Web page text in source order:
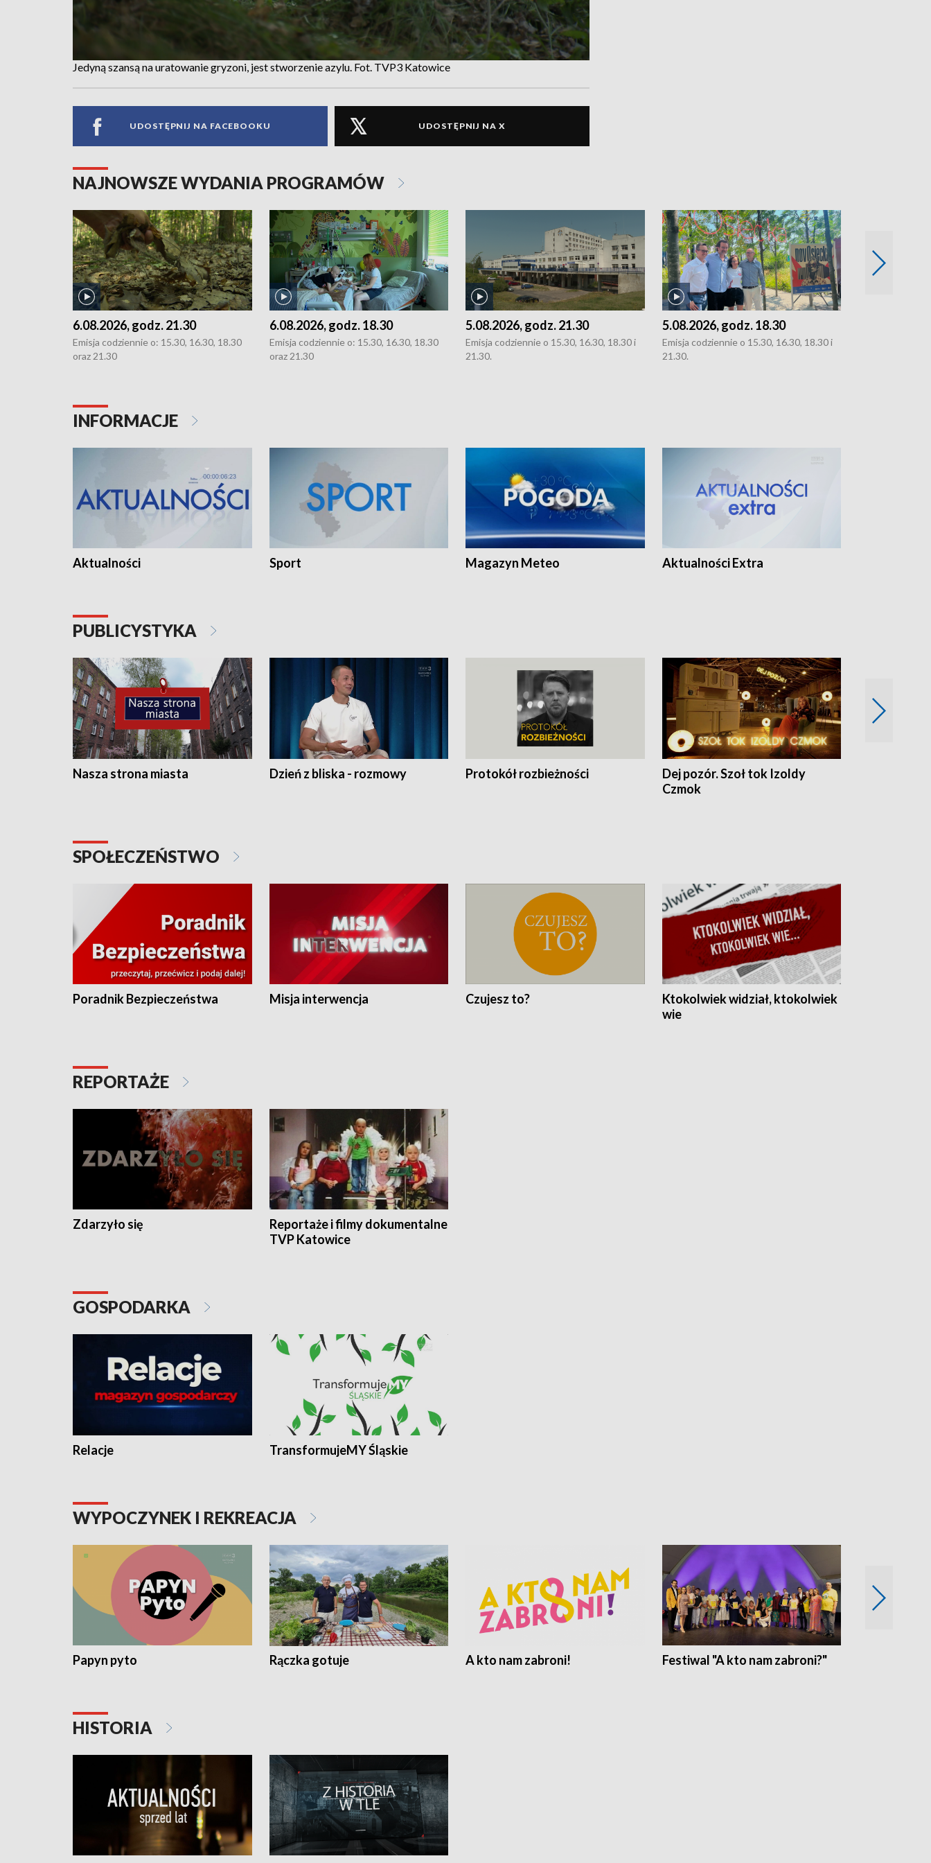
Jedyną szansą na uratowanie gryzoni, jest stworzenie azylu. Fot. TVP3 Katowice
UDOSTĘPNIJ NA FACEBOOKU UDOSTĘPNIJ NA X
NAJNOWSZE WYDANIA PROGRAMÓW
6.08.2026, godz. 21.30
Emisja codziennie o: 15.30, 16.30, 18.30
oraz 21.30
6.08.2026, godz. 18.30
Emisja codziennie o: 15.30, 16.30, 18.30
oraz 21.30
5.08.2026, godz. 21.30
Emisja codziennie o 15.30, 16.30, 18.30 i
21.30.
5.08.2026, godz. 18.30
Emisja codziennie o 15.30, 16.30, 18.30 i
21.30.
INFORMACJE
Aktualności Sport Magazyn Meteo Aktualności Extra
PUBLICYSTYKA
Nasza strona miasta Dzień z bliska - rozmowy Protokół rozbieżności
Dej pozór. Szoł tok Izoldy
Czmok
SPOŁECZEŃSTWO
Poradnik Bezpieczeństwa Misja interwencja Czujesz to?
Ktokolwiek widział, ktokolwiek
wie
REPORTAŻE
Zdarzyło się
Reportaże i filmy dokumentalne
TVP Katowice
GOSPODARKA
Relacje TransformujeMY Śląskie
WYPOCZYNEK I REKREACJA
Papyn pyto Rączka gotuje A kto nam zabroni! Festiwal "A kto nam zabroni?"
HISTORIA